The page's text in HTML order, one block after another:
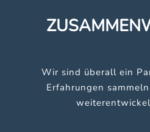
Wir sind überall ein
Erfahrungen